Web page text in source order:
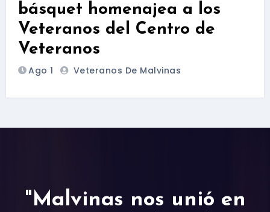
básquet homenajea a los
Veteranos del Centro de
Veteranos
Ago 1 Veteranos De Malvinas
"Malvinas nos unió en